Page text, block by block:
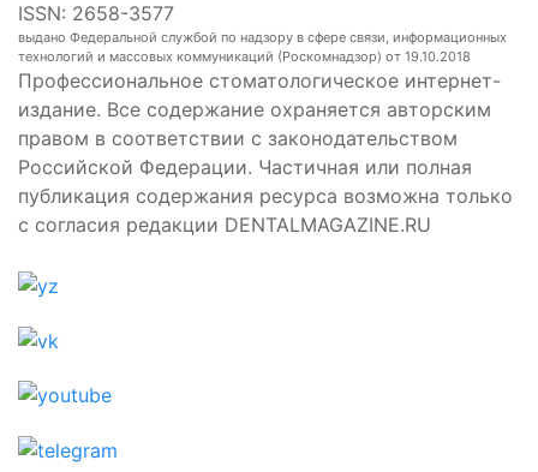
ISSN: 2658-3577
выдано Федеральной службой по надзору в сфере связи, информационных
технологий и массовых коммуникаций (Роскомнадзор) от 19.10.2018
Профессиональное стоматологическое интернет-
издание. Все содержание охраняется авторским
правом в соответствии с законодательством
Российской Федерации. Частичная или полная
публикация содержания ресурса возможна только
с согласия редакции DENTALMAGAZINE.RU